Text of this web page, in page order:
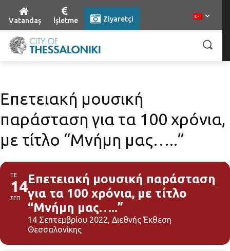
Vatandaş İşletme Ziyaretçi
Επετειακή μουσική
παράσταση για τα 100 χρόνια,
με τίτλο “Μνήμη μας…..”
ΤΕ
14
ΣΕΠ
Επετειακή μουσική παράσταση
για τα 100 χρόνια, με τίτλο
“Μνήμη μας…..”
14 Σεπτεμβρίου 2022, Διεθνής Έκθεση
Θεσσαλονίκης